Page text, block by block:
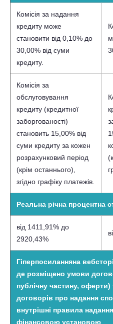
Комісія за надання
кредиту може
становити від 0,10% до
30,00% від суми
кредиту.
Комісія за
обслуговування
кредиту (кредитної
заборгованості)
становить 15,00% від
суми кредиту за кожен
розрахунковий період
(крім останнього),
згідно графіку платежів.
Реальна річна процентна
від 1411,91% до
2920,43%
Гіперпосиланняна
де розміщено умови
публічну частину,
договорів про надання
внутрішні правила
фінансовою установою